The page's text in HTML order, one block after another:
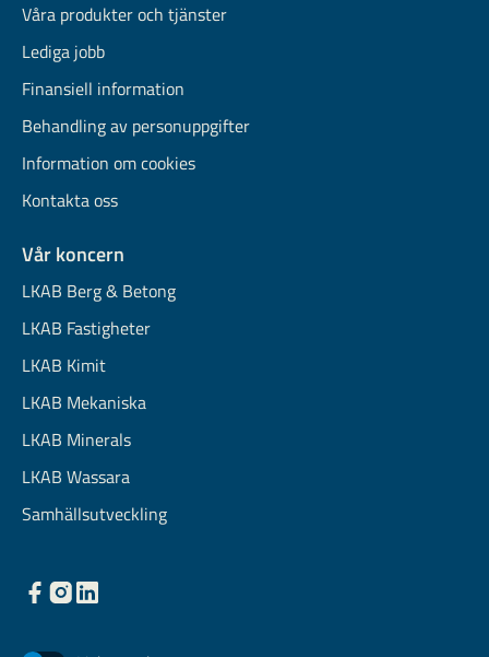
Våra produkter och tjänster
Lediga jobb
Finansiell information
Behandling av personuppgifter
Information om cookies
Kontakta oss
Vår koncern
LKAB Berg & Betong
LKAB Fastigheter
LKAB Kimit
LKAB Mekaniska
LKAB Minerals
LKAB Wassara
Samhällsutveckling